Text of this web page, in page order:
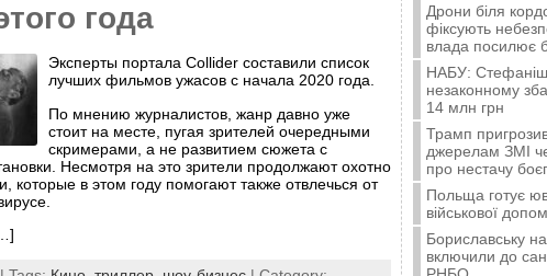
года
Эксперты портала Collider составили список
лучших фильмов ужасов с начала 2020 года.
По мнению журналистов, жанр давно уже
стоит на месте, пугая зрителей очередными
скримерами, а не развитием сюжета с
Несмотря на это зрители продолжают охотно
которые в этом году помогают также отвлечься от
Дрони біля
фіксують
влада посилює
НАБУ:
незаконному
14 млн грн
Трамп
джерелам ЗМІ
про нестачу
Польща готує
військової
Бориславську
включили до